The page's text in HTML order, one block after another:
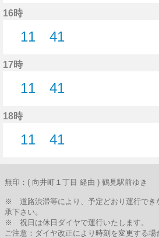
16時
11
41
17時
11
41
18時
11
41
無印：( 向井町１丁目 経由 ) 鶴見駅前ゆき
※ 道路渋滞等により、予定どおり運行でき
承下さい。
※ 祝日は休日ダイヤで運行いたします。
ご注意：ダイヤ改正により時刻を変更する場